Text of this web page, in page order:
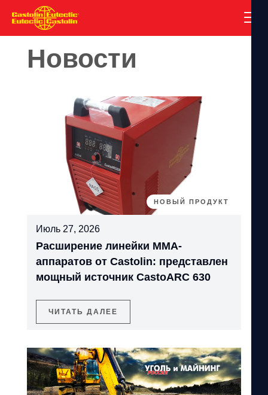
Новости
НОВЫЙ ПРОДУКТ
Июль 27, 2026
Расширение линейки MMA-
аппаратов от Castolin: представлен
мощный источник CastoARC 630
ЧИТАТЬ ДАЛЕЕ